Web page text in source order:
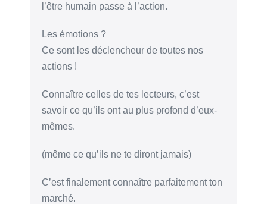
l’être humain passe à l’action.
Les émotions ?
Ce sont les déclencheur de toutes nos
actions !
Connaître celles de tes lecteurs, c’est
savoir ce qu’ils ont au plus profond d’eux-
mêmes.
(même ce qu’ils ne te diront jamais)
C’est finalement connaître parfaitement ton
marché.